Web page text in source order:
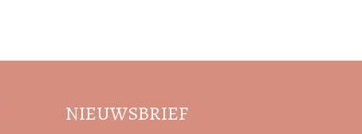
NIEUWSBRIEF